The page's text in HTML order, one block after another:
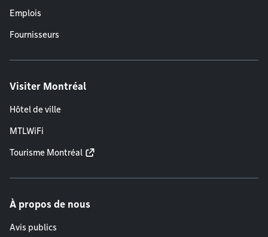
Emplois
Fournisseurs
Visiter Montréal
Hôtel de ville
MTLWiFi
Tourisme Montréal
À propos de nous
Avis publics